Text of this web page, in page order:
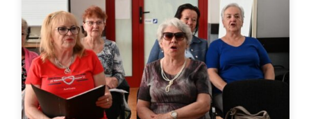
O nas
Kontakt